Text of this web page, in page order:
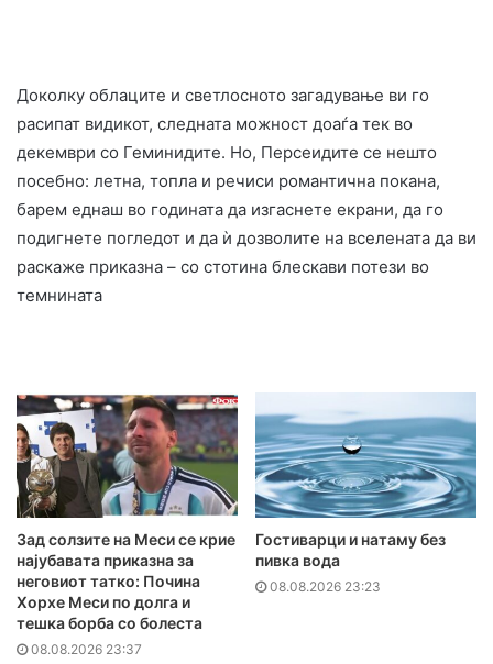
Доколку облаците и светлосното загадување ви го
расипат видикот, следната можност доаѓа тек во
декември со Геминидите. Но, Персеидите се нешто
посебно: летна, топла и речиси романтична покана,
барем еднаш во годината да изгаснете екрани, да го
подигнете погледот и да ѝ дозволите на вселената да ви
раскаже приказна – со стотина блескави потези во
темнината
Зад солзите на Меси се крие
најубавата приказна за
неговиот татко: Почина
Хорхе Меси по долга и
тешка борба со болеста
08.08.2026 23:37
Гостиварци и натаму без
пивка вода
08.08.2026 23:23